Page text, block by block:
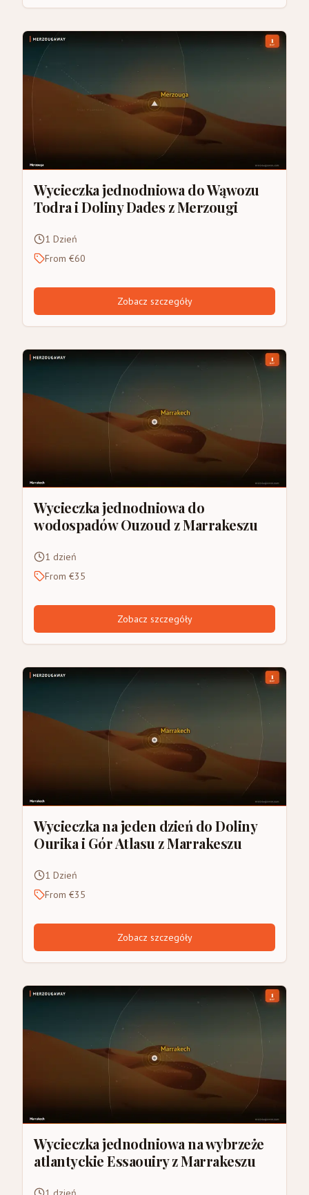
Wycieczka jednodniowa do Wąwozu
Todra i Doliny Dades z Merzougi
1 Dzień
From €60
Zobacz szczegóły
Wycieczka jednodniowa do
wodospadów Ouzoud z Marrakeszu
1 dzień
From €35
Zobacz szczegóły
Wycieczka na jeden dzień do Doliny
Ourika i Gór Atlasu z Marrakeszu
1 Dzień
From €35
Zobacz szczegóły
Wycieczka jednodniowa na wybrzeże
atlantyckie Essaouiry z Marrakeszu